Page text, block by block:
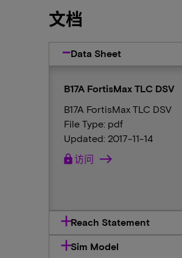
文档
Data Sheet
B17A FortisMax TLC DSV
B17A FortisMax TLC DSV
File Type: pdf
Updated: 2017-11-14
lock访问
Reach Statement
Sim Model